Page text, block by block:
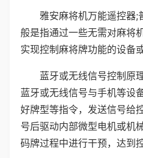
雅安麻将机万能遥控器;
般是指通过一些无需对麻将
实现控制麻将牌功能的设备
蓝牙或无线信号控制原
蓝牙或无线信号与手机等设
好牌型等指令，发送信号给
号后驱动内部微型电机或机
码牌过程中进行干预，达到